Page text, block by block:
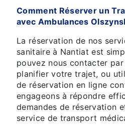
Comment Réserver un
avec Ambulances
La réservation de nos
sanitaire à Nantiat est
pouvez nous contacter
planifier votre trajet, ou
de réservation en ligne
engageons à répondre
demandes de réservation
service de transport